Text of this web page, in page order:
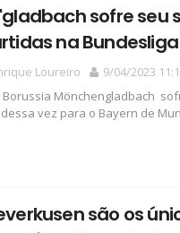
sofre seu
na Bundesliga
Loureiro
9/04/2023
Mönchengladbach
vez para o Bayern de
são os